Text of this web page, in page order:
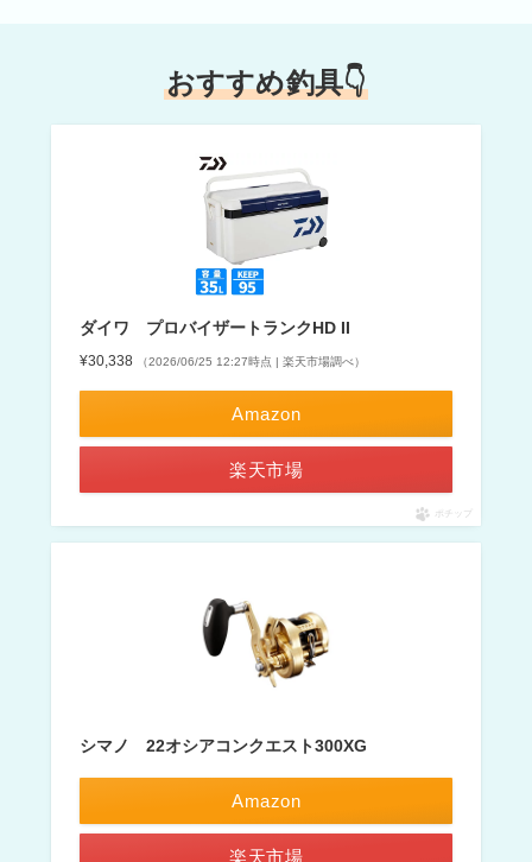
おすすめ釣具👇
ダイワ プロバイザートランクHD II
¥30,338 （2026/06/25 12:27時点 | 楽天市場調べ）
Amazon
楽天市場
ポチップ
シマノ 22オシアコンクエスト300XG
Amazon
楽天市場